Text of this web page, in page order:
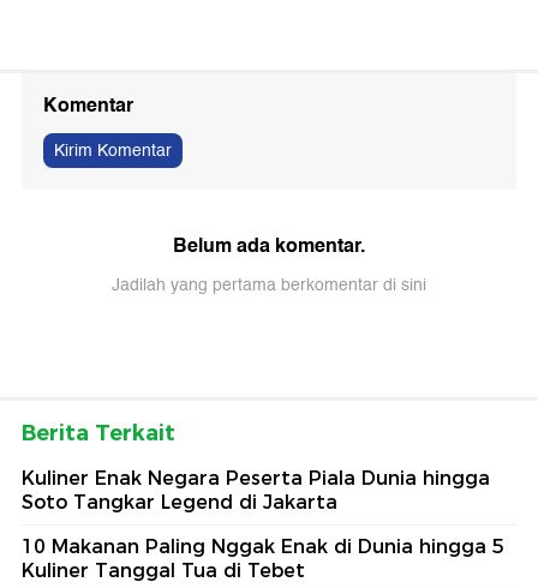
Komentar
Kirim Komentar
Belum ada komentar.
Jadilah yang pertama berkomentar di sini
Berita Terkait
Kuliner Enak Negara Peserta Piala Dunia hingga
Soto Tangkar Legend di Jakarta
10 Makanan Paling Nggak Enak di Dunia hingga 5
Kuliner Tanggal Tua di Tebet